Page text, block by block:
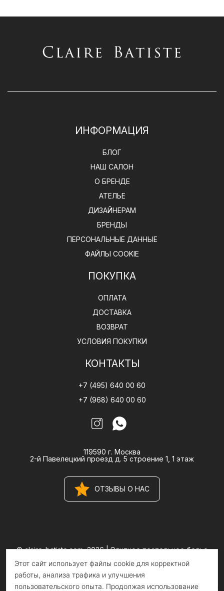
ИНФОРМАЦИЯ
БЛОГ
НАШ САЛОН
О БРЕНДЕ
АТЕЛЬЕ
ДИЗАЙНЕРАМ
БРЕНДЫ
ПЕРСОНАЛЬНЫЕ ДАННЫЕ
ФАЙЛЫ COOKIE
ПОКУПКА
ОПЛАТА
ДОСТАВКА
ВОЗВРАТ
УСЛОВИЯ ПОКУПКИ
КОНТАКТЫ
+7 (495) 640 00 60
+7 (968) 640 00 60
119590 г. Москва
2-й Павелецкий проезд д. 5 строение 1, 1 этаж
ОТЗЫВЫ О НАС
© claire-batiste.com, 2026 |Элитное постельное белье
Информация на сайте носит информационный характер и не
является публичной офертой
Этот сайт использует файлы cookie для корректной
работы, анализа трафика и улучшения
пользовательского опыта. Продолжая использование